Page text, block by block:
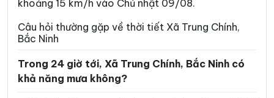
Xã Đại Sơn Xã Đèo Gia
Xã Đông Cứu Xã Đồng Kỳ
Xã Dương Hưu
khoảng 15 km/h vào Chủ nhật 09/08.
Câu hỏi thường gặp về thời tiết Xã Trung Chính,
Bắc Ninh
Trong 24 giờ tới, Xã Trung Chính, Bắc Ninh có
khả năng mưa không?